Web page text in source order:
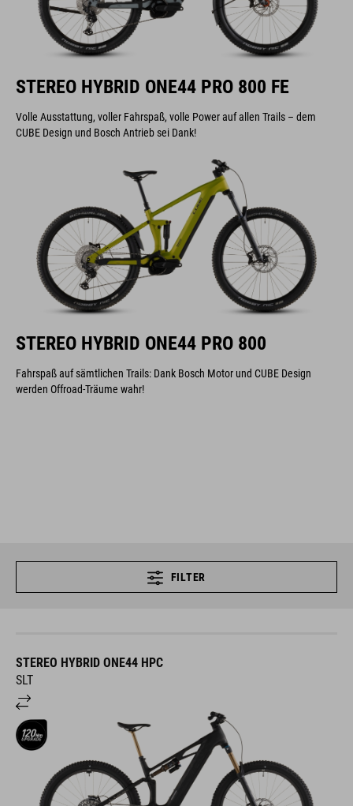
STEREO HYBRID ONE44 PRO 800 FE
Volle Ausstattung, voller Fahrspaß, volle Power auf allen Trails – dem
CUBE Design und Bosch Antrieb sei Dank!
STEREO HYBRID ONE44 PRO 800
Fahrspaß auf sämtlichen Trails: Dank Bosch Motor und CUBE Design
werden Offroad-Träume wahr!
FILTER
STEREO HYBRID ONE44 HPC
SLT